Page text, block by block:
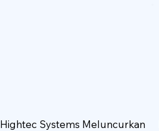
Hightec Systems Meluncurkan